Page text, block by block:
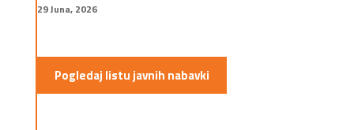
29 Juna, 2026
Pogledaj listu javnih nabavki